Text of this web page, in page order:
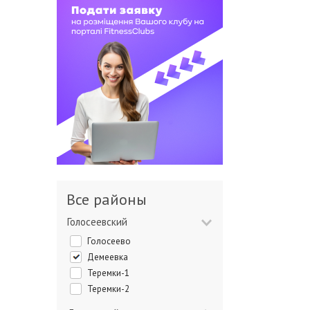
Все районы
Голосеевский
Голосеево
Демеевка
Теремки-1
Теремки-2